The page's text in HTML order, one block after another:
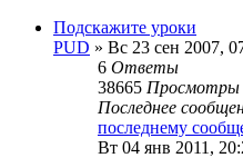
Подскажите уроки
PUD » Вс 23 сен 2007,
6 Ответы
38665 Просмотры
Последнее
последнему
Вт 04 янв 2011,